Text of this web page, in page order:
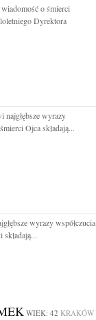
o śmierci
Dyrektora
wyrazy
Ojca składają...
wyrazy współczucia
WIEK: 42 KRAKÓW